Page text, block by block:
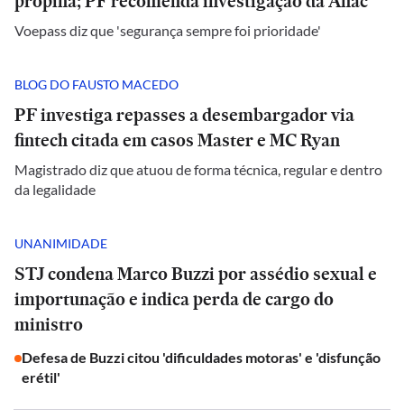
Voepass diz que 'segurança sempre foi prioridade'
BLOG DO FAUSTO MACEDO
PF investiga repasses a desembargador via
fintech citada em casos Master e MC Ryan
Magistrado diz que atuou de forma técnica, regular e dentro
da legalidade
UNANIMIDADE
STJ condena Marco Buzzi por assédio sexual e
importunação e indica perda de cargo do
ministro
Defesa de Buzzi citou 'dificuldades motoras' e 'disfunção
erétil'